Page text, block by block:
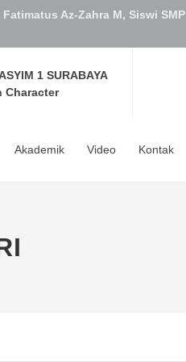
Fatimatus Az-Zahra M, Siswi
Gilang Damar Prasraya, Siswa
Tim Futsal SMP WACHID
Farestri Aurelia, Siswi SMP
Fatimatus Az-Zahra M, Siswi
1 SURABAYA
Character
Akademik Video Kontak